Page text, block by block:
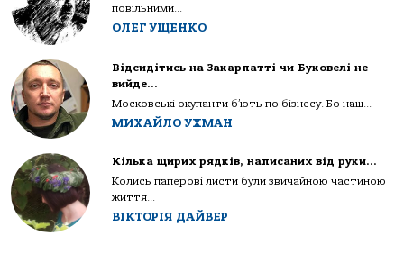
повільними...
ОЛЕГ УЩЕНКО
Відсидітись на Закарпатті чи Буковелі не
вийде…
Московські окупанти б’ють по бізнесу. Бо наш...
МИХАЙЛО УХМАН
Кілька щирих рядків, написаних від руки…
Колись паперові листи були звичайною частиною
життя...
ВІКТОРІЯ ДАЙВЕР